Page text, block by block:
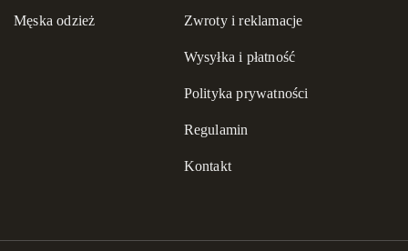
Męska odzież Zwroty i reklamacje
Wysyłka i płatność
Polityka prywatności
Regulamin
Kontakt